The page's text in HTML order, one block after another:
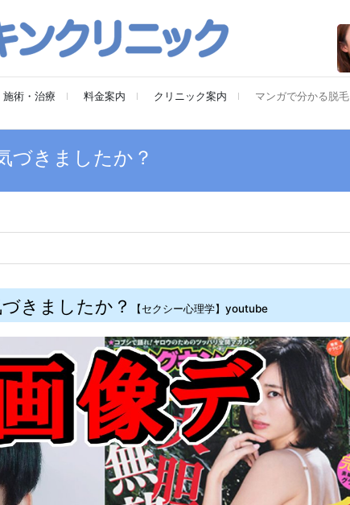
施術・治療 料金案内 クリニック案内 マンガで分かる脱毛
づきましたか？
きましたか？ 【セクシー心理学】youtube